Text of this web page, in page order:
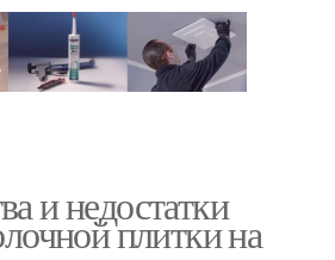
и недостатки
плитки на